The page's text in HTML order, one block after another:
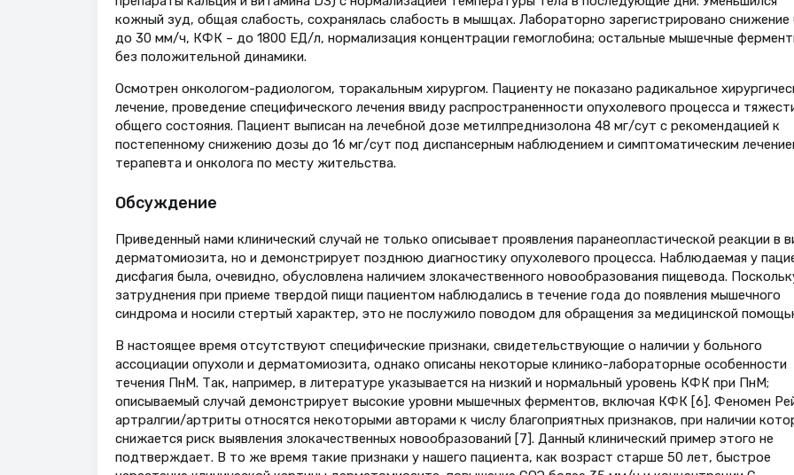
кожный зуд, общая слабость, сохранялась слабость в мышцах. Лабораторно зарегистрировано
до 30 мм/ч, КФК – до 1800 ЕД/л, нормализация концентрации гемоглобина; остальные мышечные
без положительной динамики.
Осмотрен онкологом-радиологом, торакальным хирургом. Пациенту не показано радикальное
лечение, проведение специфического лечения ввиду распространенности опухолевого процесса и
общего состояния. Пациент выписан на лечебной дозе метилпреднизолона 48 мг/сут с рекомендацией к
постепенному снижению дозы до 16 мг/сут под диспансерным наблюдением и симптоматическим
терапевта и онколога по месту жительства.
Обсуждение
Приведенный нами клинический случай не только описывает проявления паранеопластической реакции в
дерматомиозита, но и демонстрирует позднюю диагностику опухолевого процесса. Наблюдаемая у
дисфагия была, очевидно, обусловлена наличием злокачественного новообразования пищевода.
затруднения при приеме твердой пищи пациентом наблюдались в течение года до появления мышечного
синдрома и носили стертый характер, это не послужило поводом для обращения за медицинской
В настоящее время отсутствуют специфические признаки, свидетельствующие о наличии у больного
ассоциации опухоли и дерматомиозита, однако описаны некоторые клинико-лабораторные особенности
течения ПнМ. Так, например, в литературе указывается на низкий и нормальный уровень КФК при ПнМ;
описываемый случай демонстрирует высокие уровни мышечных ферментов, включая КФК [6]. Феномен
артралгии/артриты относятся некоторыми авторами к числу благоприятных признаков, при наличии
снижается риск выявления злокачественных новообразований [7]. Данный клинический пример этого не
подтверждает. В то же время такие признаки у нашего пациента, как возраст старше 50 лет, быстрое